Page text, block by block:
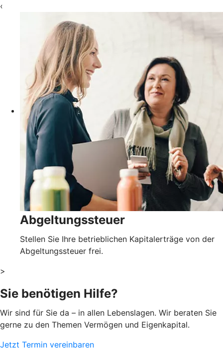
‹
Abgeltungssteuer
Stellen Sie Ihre betrieblichen Kapitalerträge von der
Abgeltungssteuer frei.
>
Sie benötigen Hilfe?
Wir sind für Sie da – in allen Lebenslagen. Wir beraten Sie
gerne zu den Themen Vermögen und Eigenkapital.
Jetzt Termin vereinbaren